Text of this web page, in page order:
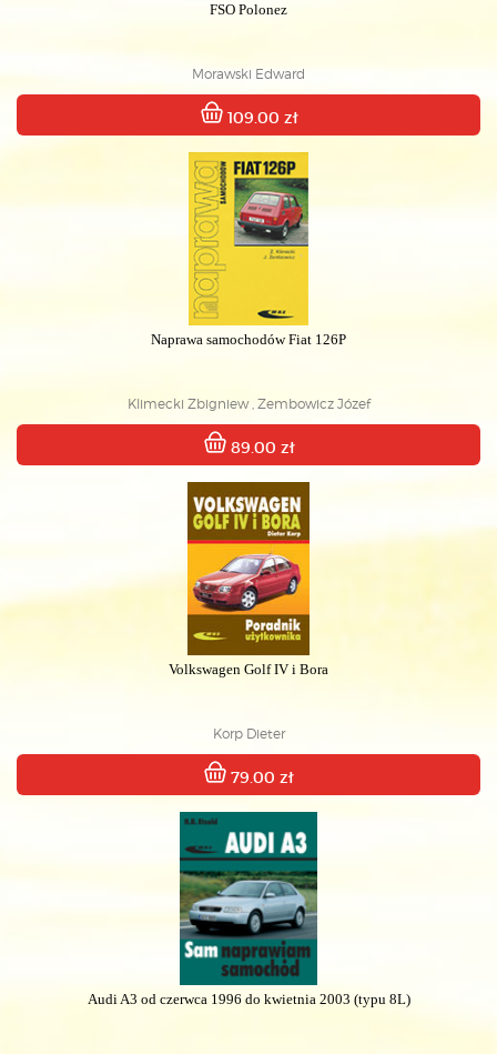
FSO Polonez
Morawski Edward
109.00 zł
Naprawa samochodów Fiat 126P
Klimecki Zbigniew , Zembowicz Józef
89.00 zł
Volkswagen Golf IV i Bora
Korp Dieter
79.00 zł
Audi A3 od czerwca 1996 do kwietnia 2003 (typu 8L)